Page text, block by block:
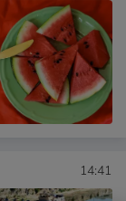
14:41